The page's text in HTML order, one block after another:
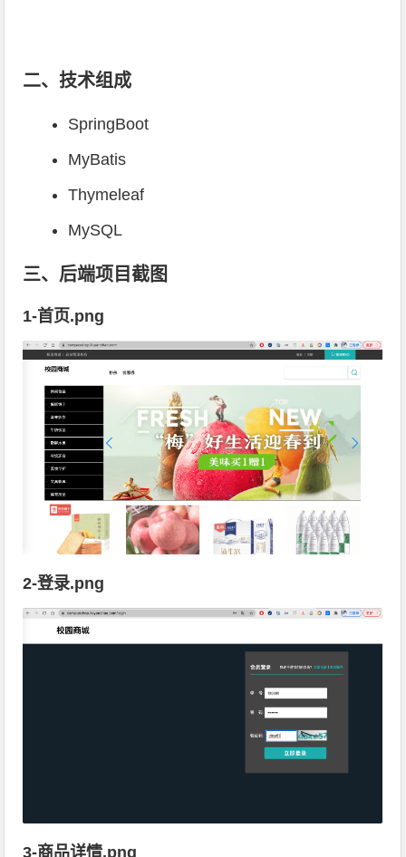
二、技术组成
SpringBoot
MyBatis
Thymeleaf
MySQL
三、后端项目截图
1-首页.png
2-登录.png
3-商品详情.png